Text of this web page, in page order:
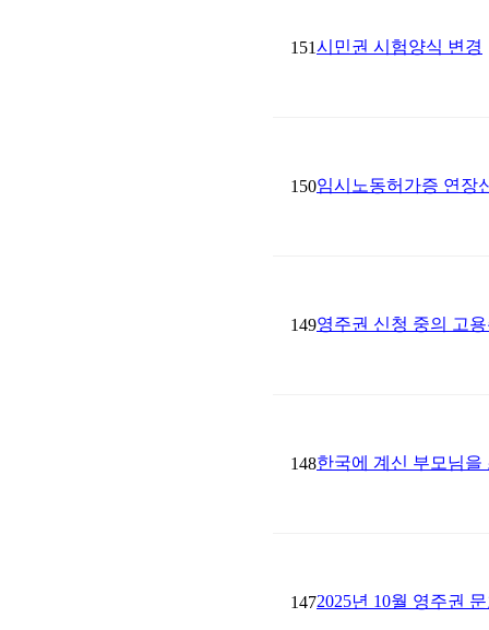
151시민권 시험양식 변경
150임시노동허가증 연장
149영주권 신청 중의 고
148한국에 계신 부모님을
1472025년 10월 영주권